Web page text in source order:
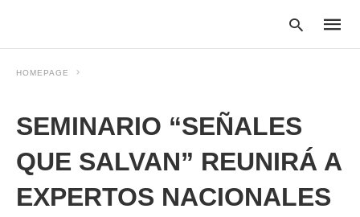
search
query
hit
enter:
HOMEPAGE
SEMINARIO “SEÑALES
QUE SALVAN” REUNIRÁ A
EXPERTOS NACIONALES